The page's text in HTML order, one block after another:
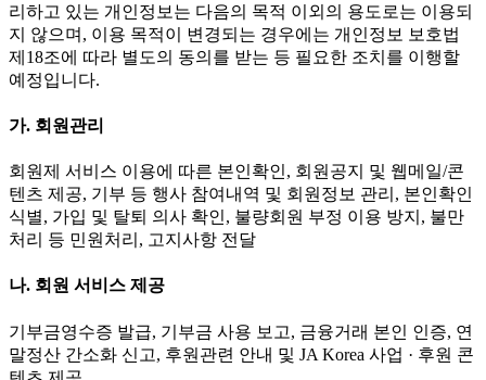
리하고 있는 개인정보는 다음의 목적 이외의 용도로는 이용되
지 않으며, 이용 목적이 변경되는 경우에는 개인정보 보호법
제18조에 따라 별도의 동의를 받는 등 필요한 조치를 이행할
예정입니다.
가. 회원관리
회원제 서비스 이용에 따른 본인확인, 회원공지 및 웹메일/콘
텐츠 제공, 기부 등 행사 참여내역 및 회원정보 관리, 본인확인
식별, 가입 및 탈퇴 의사 확인, 불량회원 부정 이용 방지, 불만
처리 등 민원처리, 고지사항 전달
나. 회원 서비스 제공
기부금영수증 발급, 기부금 사용 보고, 금융거래 본인 인증, 연
말정산 간소화 신고, 후원관련 안내 및 JA Korea 사업 · 후원 콘